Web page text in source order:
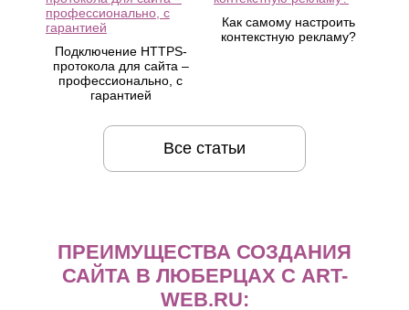
Подключение HTTPS-
протокола для сайта –
профессионально, с
гарантией
Как самому настроить
контекстную рекламу?
Все статьи
ПРЕИМУЩЕСТВА СОЗДАНИЯ
САЙТА В ЛЮБЕРЦАХ С ART-
WEB.RU: